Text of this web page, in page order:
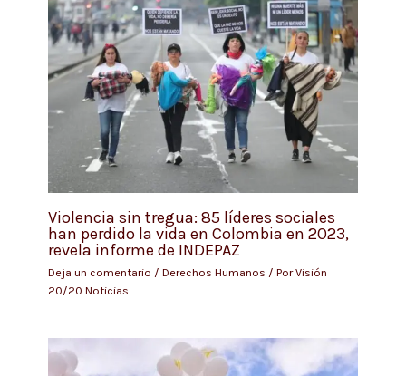
Violencia sin tregua: 85 líderes sociales
han perdido la vida en Colombia en 2023,
revela informe de INDEPAZ
Deja un comentario / Derechos Humanos / PorVisión
20/20 Noticias